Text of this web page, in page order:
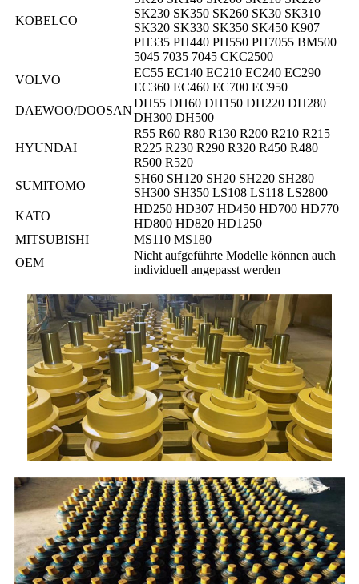
KOBELCO
SK230 SK350 SK260 SK30 SK310
SK320 SK330 SK350 SK450 K907
PH335 PH440 PH550 PH7055 BM500
5045 7035 7045 CKC2500
VOLVO
EC55 EC140 EC210 EC240 EC290
EC360 EC460 EC700 EC950
DAEWOO/DOOSAN
DH55 DH60 DH150 DH220 DH280
DH300 DH500
HYUNDAI
R55 R60 R80 R130 R200 R210 R215
R225 R230 R290 R320 R450 R480
R500 R520
SUMITOMO
SH60 SH120 SH20 SH220 SH280
SH300 SH350 LS108 LS118 LS2800
KATO
HD250 HD307 HD450 HD700 HD770
HD800 HD820 HD1250
MITSUBISHI
MS110 MS180
OEM
Nicht aufgeführte Modelle können auch
individuell angepasst werden